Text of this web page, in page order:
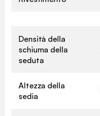
Densità della
schiuma della
seduta
Altezza della
sedia